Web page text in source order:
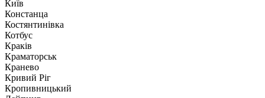
Київ
Констанца
Костянтинівка
Котбус
Краків
Краматорськ
Кранево
Кривий Ріг
Кропивницький